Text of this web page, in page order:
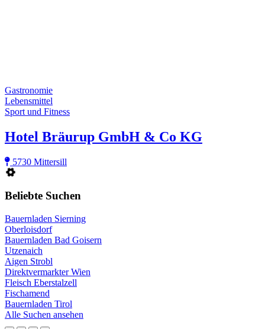
Gastronomie
Lebensmittel
Sport und Fitness
Hotel Bräurup GmbH & Co KG
5730 Mittersill
Beliebte Suchen
Bauernladen Sierning
Oberloisdorf
Bauernladen Bad Goisern
Utzenaich
Aigen Strobl
Direktvermarkter Wien
Fleisch Eberstalzell
Fischamend
Bauernladen Tirol
Alle Suchen ansehen